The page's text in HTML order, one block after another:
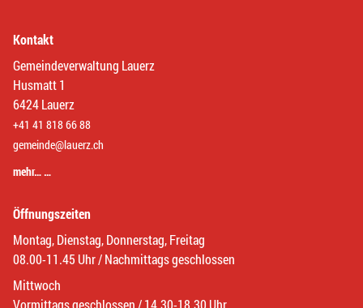
Kontakt
Gemeindeverwaltung Lauerz
Husmatt 1
6424 Lauerz
+41 41 818 66 88
gemeinde@lauerz.ch
mehr… …
Öffnungszeiten
Montag, Dienstag, Donnerstag, Freitag
08.00-11.45 Uhr / Nachmittags geschlossen
Mittwoch
Vormittags geschlossen / 14.30-18.30 Uhr